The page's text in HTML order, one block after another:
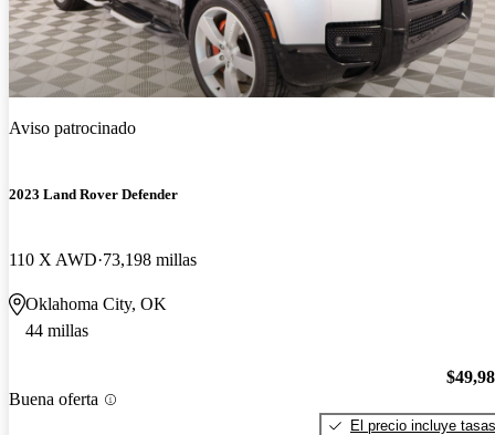
Aviso patrocinado
2023 Land Rover Defender
110 X AWD 73,198 millas
Oklahoma City, OK
44 millas
Buena oferta
El precio incluye tasas